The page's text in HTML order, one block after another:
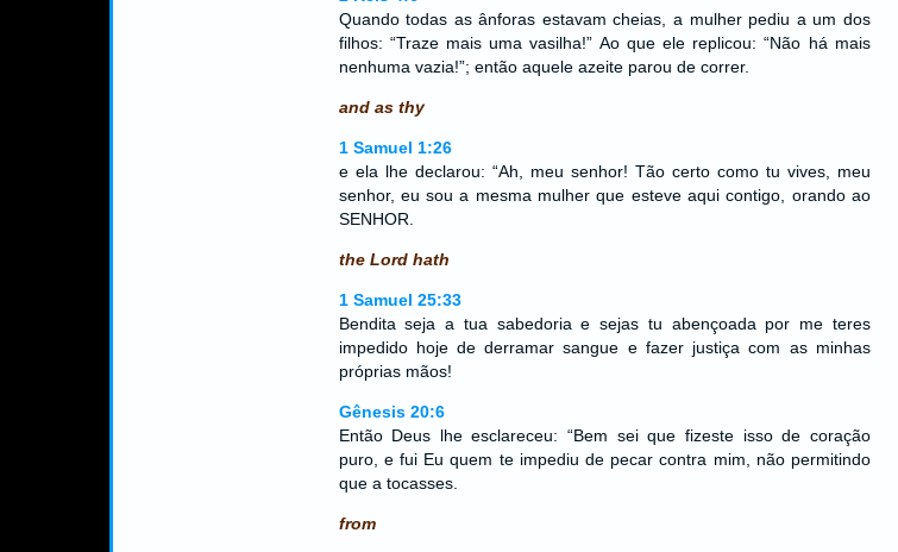
Quando todas as ânforas estavam cheias, a mulher pediu a um dos
filhos: “Traze mais uma vasilha!” Ao que ele replicou: “Não há mais
nenhuma vazia!”; então aquele azeite parou de correr.
and as thy
1 Samuel 1:26
e ela lhe declarou: “Ah, meu senhor! Tão certo como tu vives, meu
senhor, eu sou a mesma mulher que esteve aqui contigo, orando ao
SENHOR.
the Lord hath
1 Samuel 25:33
Bendita seja a tua sabedoria e sejas tu abençoada por me teres
impedido hoje de derramar sangue e fazer justiça com as minhas
próprias mãos!
Gênesis 20:6
Então Deus lhe esclareceu: “Bem sei que fizeste isso de coração
puro, e fui Eu quem te impediu de pecar contra mim, não permitindo
que a tocasses.
from